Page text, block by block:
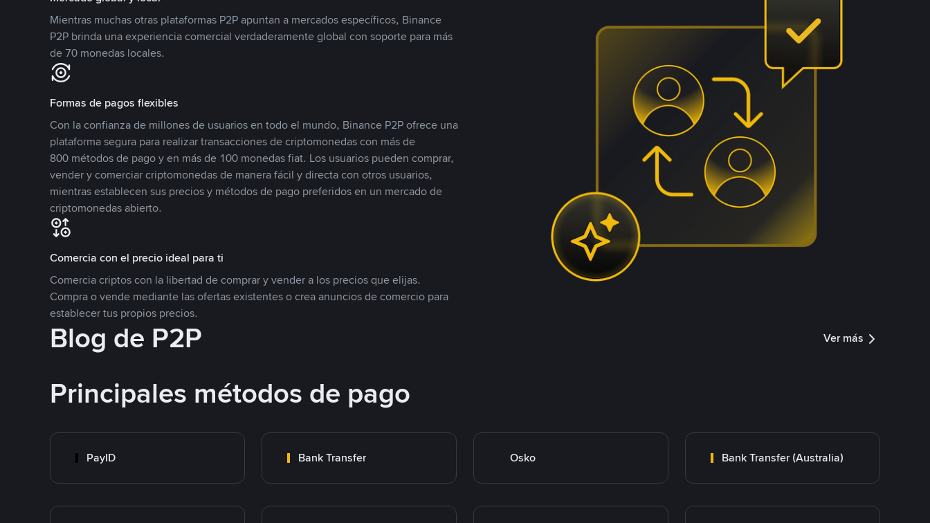
Mientras muchas otras plataformas P2P apuntan a mercados específicos, Binance
P2P brinda una experiencia comercial verdaderamente global con soporte para más
de 70 monedas locales.
Formas de pagos flexibles
Con la confianza de millones de usuarios en todo el mundo, Binance P2P ofrece una
plataforma segura para realizar transacciones de criptomonedas con más de
800 métodos de pago y en más de 100 monedas fiat. Los usuarios pueden comprar,
vender y comerciar criptomonedas de manera fácil y directa con otros usuarios,
mientras establecen sus precios y métodos de pago preferidos en un mercado de
criptomonedas abierto.
Comercia con el precio ideal para ti
Comercia criptos con la libertad de comprar y vender a los precios que elijas.
Compra o vende mediante las ofertas existentes o crea anuncios de comercio para
establecer tus propios precios.
Blog de P2P Ver más
Principales métodos de pago
PayID Bank Transfer Osko Bank Transfer (Australia)